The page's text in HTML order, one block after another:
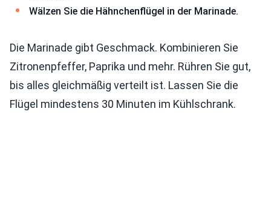
Wälzen Sie die Hähnchenflügel in der Marinade.
Die Marinade gibt Geschmack. Kombinieren Sie
Zitronenpfeffer, Paprika und mehr. Rühren Sie gut,
bis alles gleichmäßig verteilt ist. Lassen Sie die
Flügel mindestens 30 Minuten im Kühlschrank.